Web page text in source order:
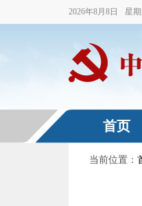
2026年8月 8 日 星
首页
当前位置：